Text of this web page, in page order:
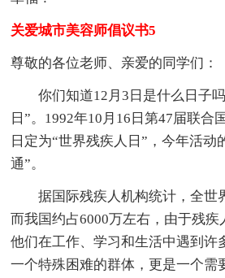
关爱城市美容师倡议书5
尊敬的各位老师、亲爱的同学们：
你们知道12月3日是什么日子吗
日”。1992年10月16日第47届联合
日定为“世界残疾人日”，今年活动
通”。
据国际残疾人机构统计，全世
而我国约占6000万左右，由于残疾
他们在工作、学习和生活中遇到许
一个特殊困难的群体，更是一个需